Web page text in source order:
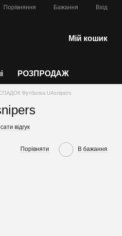
Порівняння Бажання Вхід
Мій кошик
РОЗПРОДАЖ
Футболка UAsnipers
відгук
Порівняти В бажання